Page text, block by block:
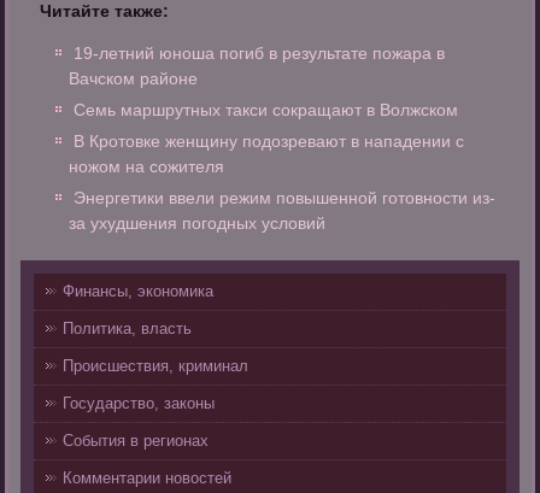
Читайте также:
19-летний юноша погиб в результате пожара в
Вачском районе
Семь маршрутных такси сокращают в Волжском
В Кротовке женщину подозревают в нападении с
ножом на сожителя
Энергетики ввели режим повышенной готовности из-
за ухудшения погодных условий
Финансы, экономика
Политика, власть
Происшествия, криминал
Государство, законы
События в регионах
Комментарии новостей